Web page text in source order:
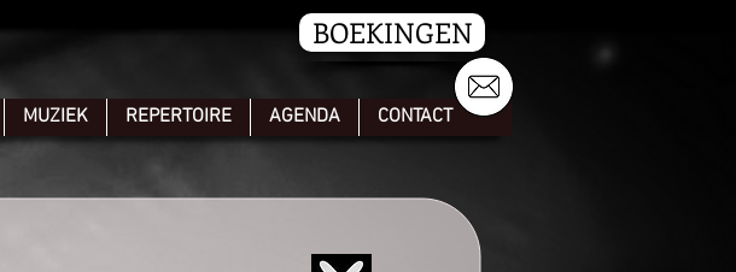
MUZIEK REPERTOIRE AGENDA CONTACT
BOEKINGEN